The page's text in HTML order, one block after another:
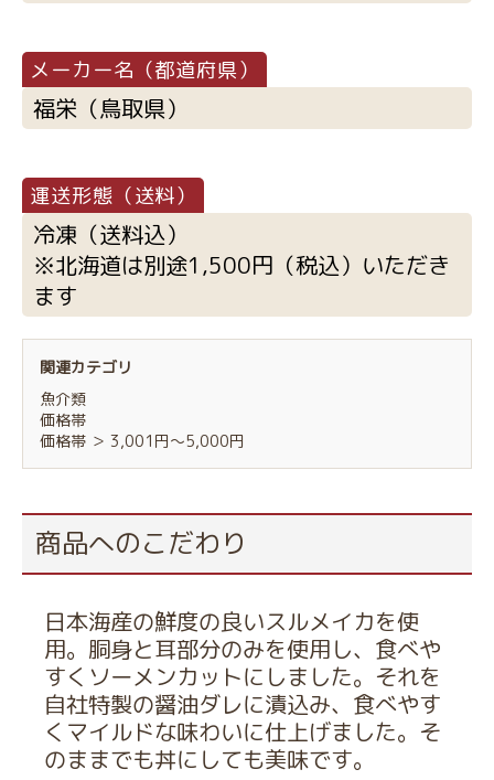
お買い物を続ける
福栄（鳥取県）
冷凍（送料込）
※北海道は別途1,500円（税込）いただき
ます
関連カテゴリ
魚介類
価格帯
価格帯 ＞ 3,001円～5,000円
商品へのこだわり
日本海産の鮮度の良いスルメイカを使
用。胴身と耳部分のみを使用し、食べや
すくソーメンカットにしました。それを
自社特製の醤油ダレに漬込み、食べやす
くマイルドな味わいに仕上げました。そ
のままでも丼にしても美味です。